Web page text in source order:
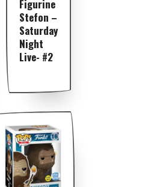
Figurine
Stefon –
Saturday
Night
Live- #2